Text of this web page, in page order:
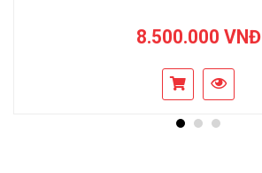
8.500.000 VNĐ